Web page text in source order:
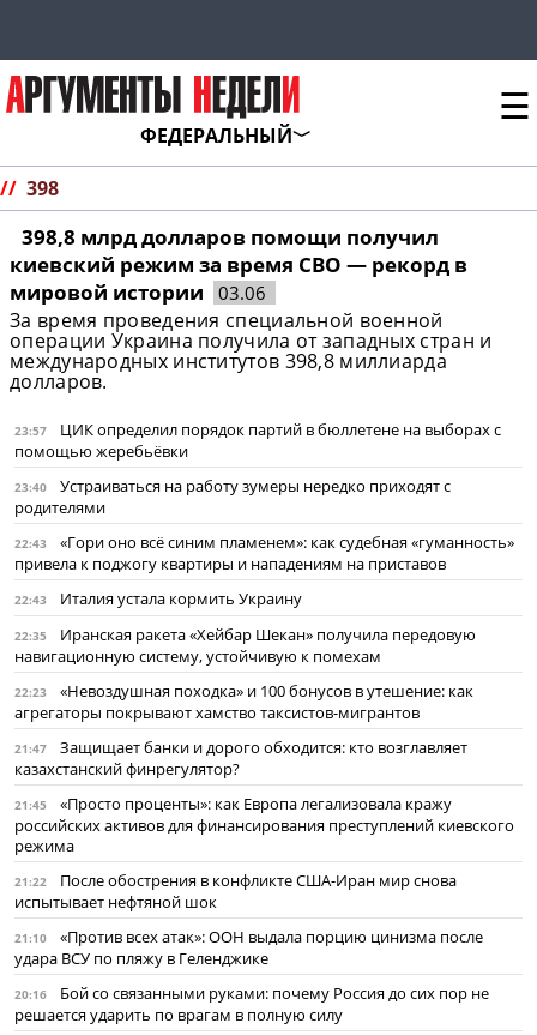
ФЕДЕРАЛЬНЫЙ
☰
// 398
398,8 млрд долларов помощи получил
киевский режим за время СВО — рекорд в
мировой истории
03.06
За время проведения специальной военной
операции Украина получила от западных стран и
международных институтов 398,8 миллиарда
долларов.
23:57
ЦИК определил порядок партий в бюллетене на выборах с
помощью жеребьёвки
23:40
Устраиваться на работу зумеры нередко приходят с
родителями
22:43
«Гори оно всё синим пламенем»: как судебная «гуманность»
привела к поджогу квартиры и нападениям на приставов
22:43 Италия устала кормить Украину
22:35
Иранская ракета «Хейбар Шекан» получила передовую
навигационную систему, устойчивую к помехам
22:23
«Невоздушная походка» и 100 бонусов в утешение: как
агрегаторы покрывают хамство таксистов-мигрантов
21:47
Защищает банки и дорого обходится: кто возглавляет
казахстанский финрегулятор?
21:45
«Просто проценты»: как Европа легализовала кражу
российских активов для финансирования преступлений киевского
режима
21:22
После обострения в конфликте США-Иран мир снова
испытывает нефтяной шок
21:10
«Против всех атак»: ООН выдала порцию цинизма после
удара ВСУ по пляжу в Геленджике
20:16
Бой со связанными руками: почему Россия до сих пор не
решается ударить по врагам в полную силу